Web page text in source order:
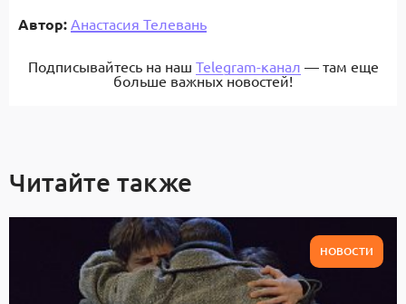
Автор: Анастасия Телевань
Подписывайтесь на наш Telegram-канал — там еще
больше важных новостей!
Читайте также
НОВОСТИ